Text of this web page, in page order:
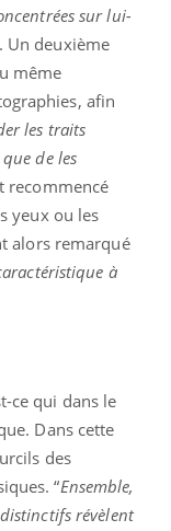
sur lui-
Un deuxième
même
afin
les traits
de les
recommencé
yeux ou les
alors remarqué
à
ce qui dans le
Dans cette
des
“Ensemble,
révèlent